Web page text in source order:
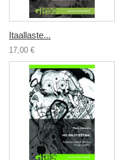
Itaallaste...
17,00 €